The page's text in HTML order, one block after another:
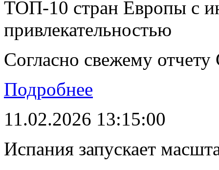
ТОП-10 стран Европы с
привлекательностью
Согласно свежему
Подробнее
11.02.2026 13:15:00
Испания запускает